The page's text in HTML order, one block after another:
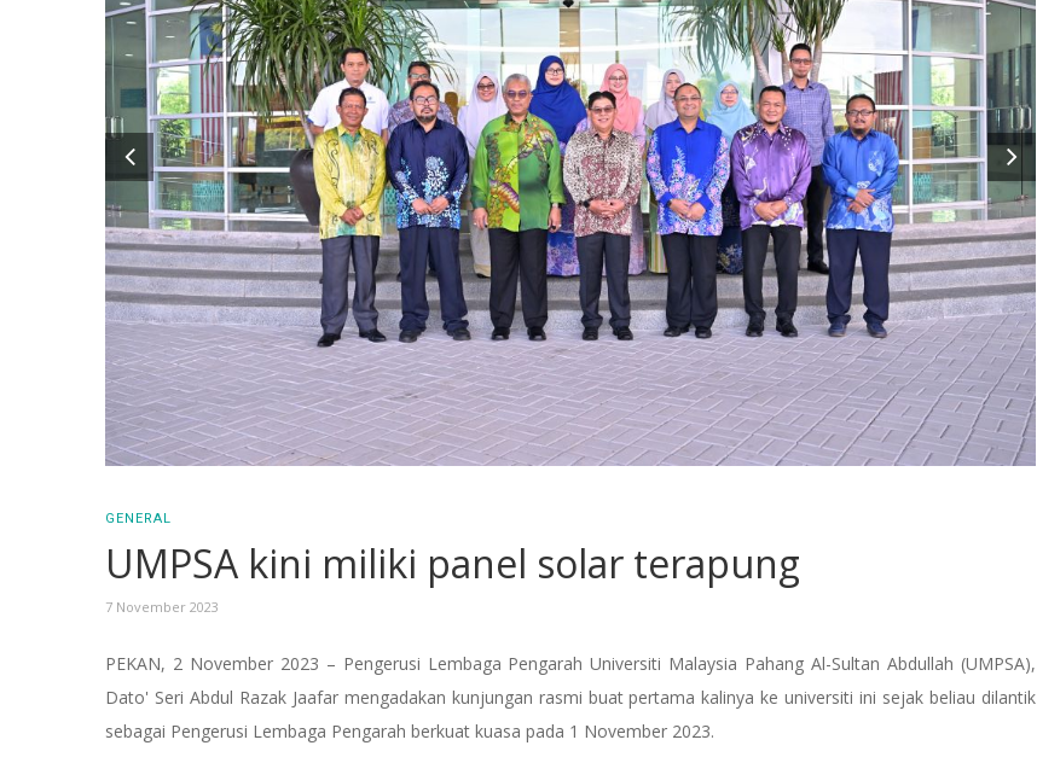
GENERAL
UMPSA kini miliki panel solar terapung
7 November 2023
PEKAN, 2 November 2023 – Pengerusi Lembaga Pengarah Universiti Malaysia Pahang Al-Sultan Abdullah (UMPSA),
Dato' Seri Abdul Razak Jaafar mengadakan kunjungan rasmi buat pertama kalinya ke universiti ini sejak beliau dilantik
sebagai Pengerusi Lembaga Pengarah berkuat kuasa pada 1 November 2023.